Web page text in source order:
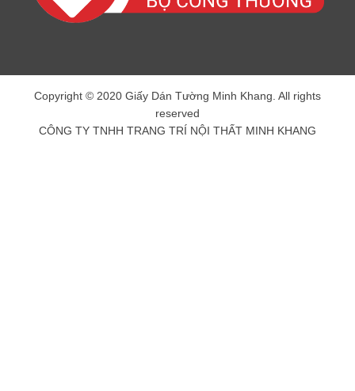
Copyright © 2020 Giấy Dán Tường Minh Khang. All rights
reserved
CÔNG TY TNHH TRANG TRÍ NỘI THẤT MINH KHANG